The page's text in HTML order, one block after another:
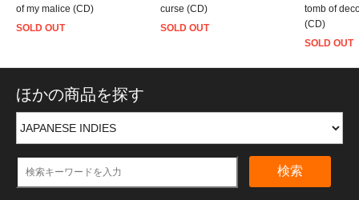
of my malice (CD)
SOLD OUT
curse (CD)
SOLD OUT
tomb of
(CD)
SOLD OUT
ほかの商品を探す
検索